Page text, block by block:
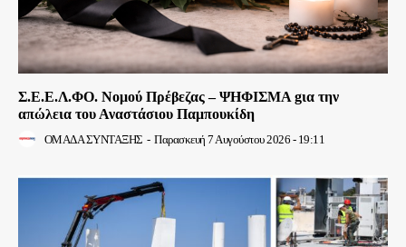
Σ.Ε.Ε.Λ.ΦΟ. Νομού Πρέβεζας – ΨΗΦΙΣΜΑ gια την
απώλεια του Αναστάσιου Παμπουκίδη
ΟΜΑΔΑ ΣΥΝΤΑΞΗΣ - Παρασκευή 7 Αυγούστου 2026 - 19:11